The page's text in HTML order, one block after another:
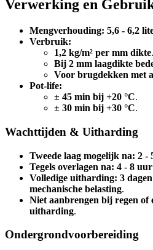
Verwerking en
Mengverhouding: 5,6 - 6,2
Verbruik:
1,2 kg/m² per mm dikte.
Bij 2 mm laagdikte
Voor brugdekken met
Pot-life:
± 45 min bij +20 °C.
± 30 min bij +30 °C.
Wachttijden & Uitharding
Tweede laag mogelijk na: 2 -
Tegels overlagen na: 4 - 8 uur
Volledige uitharding: 3
mechanische belasting.
Niet aanbrengen bij regen of
uitharding.
Ondergrondvoorbereiding